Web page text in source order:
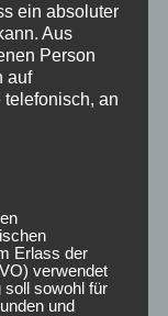
ein absoluter
Aus
Person
auf
an
Erlass der
verwendet
sowohl für
und